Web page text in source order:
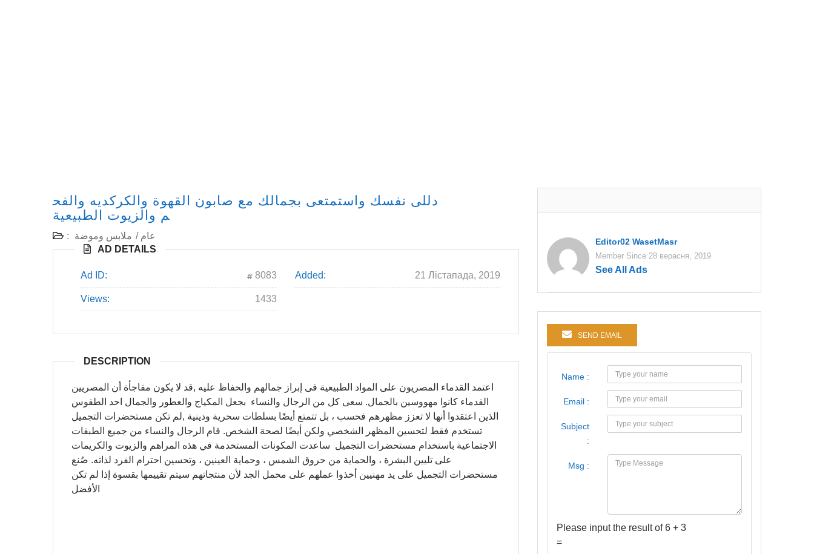
دللى نفسك واستمتعى بجمالك مع صابون القهوة والكركديه والفح
م والزيوت الطبيعية
: عام / ملابس وموضة
AD DETAILS
Ad ID: 8083 Added: 21 Лістапада, 2019
Views: 1433
DESCRIPTION
اعتمد القدماء المصريون على المواد الطبيعية فى إبراز جمالهم والحفاظ عليه ,قد لا يكون مفاجأة أن المصريين
القدماء كانوا مهووسين بالجمال. سعى كل من الرجال والنساء بجعل المكياج والعطور والجمال احد الطقوس
الذين اعتقدوا أنها لا تعزز مظهرهم فحسب ، بل تتمتع أيضًا بسلطات سحرية ودينية ,لم تكن مستحضرات التجميل
تستخدم فقط لتحسين المظهر الشخصي ولكن أيضًا لصحة الشخص. قام الرجال والنساء من جميع الطبقات
الاجتماعية باستخدام مستحضرات التجميل ساعدت المكونات المستخدمة في هذه المراهم والزيوت والكريمات
على تليين البشرة ، والحماية من حروق الشمس ، وحماية العينين ، وتحسين احترام الفرد لذاته. صُنع
مستحضرات التجميل على يد مهنيين أخذوا عملهم على محمل الجد لأن منتجاتهم سيتم تقييمها بقسوة إذا لم تكن
Editor02 WasetMasr
Member Since 28 верасня, 2019
See All Ads
SEND EMAIL
Name :
Email :
Subject
:
Msg :
Please input the result of 6 + 3
=